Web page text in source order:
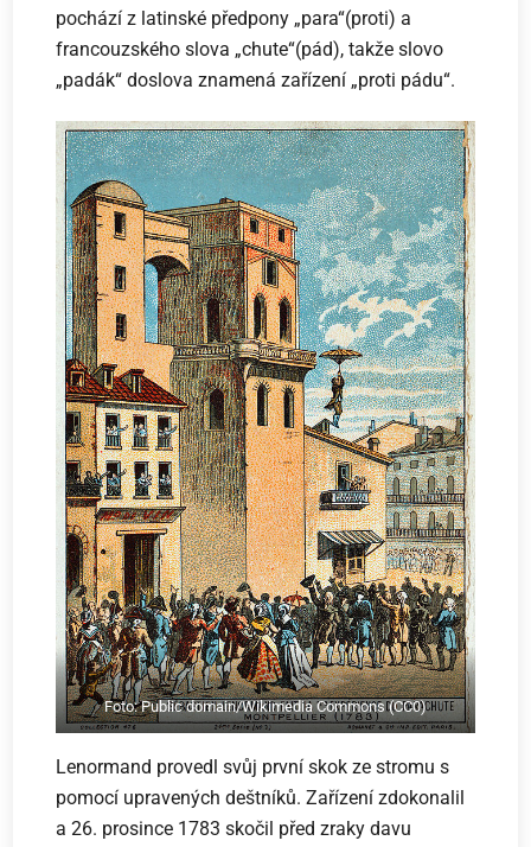
pochází z latinské předpony „para“(proti) a
francouzského slova „chute“(pád), takže slovo
„padák“ doslova znamená zařízení „proti pádu“.
Foto: Public domain/Wikimedia Commons (CC0)
Lenormand provedl svůj první skok ze stromu s
pomocí upravených deštníků. Zařízení zdokonalil
a 26. prosince 1783 skočil před zraky davu